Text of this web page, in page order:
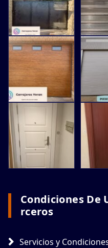
Condiciones De
Rceros
Servicios y